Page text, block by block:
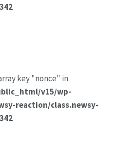
342
key "nonce" in
v15/wp-
reaction/class.newsy-
342